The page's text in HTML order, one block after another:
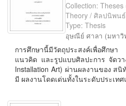
Collection:
Theory / ศิลปนิพน
Type: Thesis
อุษณีย์ ศาลา (มหาวิ
การศึกษานี้มีวัตถุประสงค์เพื่อศึกษ
แนวคิด และรูปแบบศิลปะการ จัดวา
Installation Art) ผ่านผลงานของ ส
มี ผลงานโดดเด่นทั้งในระดับประเท